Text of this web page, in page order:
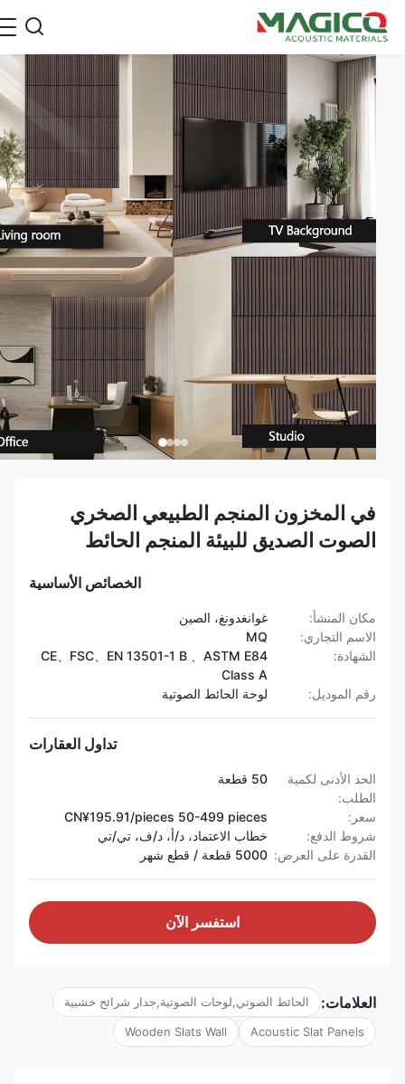
في المخزون المنجم الطبيعي الصخري
الصوت الصديق للبيئة المنجم الحائط
الخصائص الأساسية
مكان المنشأ:
غوانغدونغ، الصين
الاسم التجاري:
الشهادة:
CE、FSC、EN 13501-1 B 、ASTM E84
Class A
رقم الموديل:
لوحة الحائط الصوتية
تداول العقارات
الحد الأدنى لكمية
الطلب:
50 قطعة
CN¥195.91/pieces 50-499 pieces
شروط الدفع:
خطاب الاعتماد، د/أ، د/ف، تي/تي
القدرة على العرض:
5000 قطعة / قطع شهر
استفسر الآن
العلامات: الحائط الصوتي,لوحات الصوتية,جدار شرائح خشبية
Acoustic Slat Panels
Wooden Slats Wall